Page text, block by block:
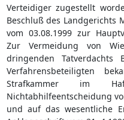
Verteidiger zugestellt
Beschluß des Landgerichts
vom 03.08.1999 zur
Zur Vermeidung von
dringenden
Verfahrensbeteiligten
Strafkammer im
Nichtabhilfeentscheidung
und auf das wesentliche